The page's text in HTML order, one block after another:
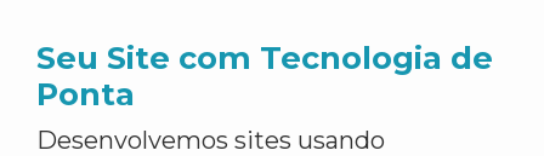
Seu Site com Tecnologia de
Ponta
Desenvolvemos sites usando